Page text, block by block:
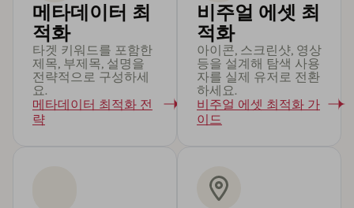
메타데이터 최
적화
타겟 키워드를 포함한
제목, 부제목, 설명을
전략적으로 구성하세
요.
메타데이터 최적화 전
략
비주얼 에셋 최
적화
아이콘, 스크린샷, 영상
등을 설계해 탐색 사용
자를 실제 유저로 전환
하세요.
비주얼 에셋 최적화 가
이드